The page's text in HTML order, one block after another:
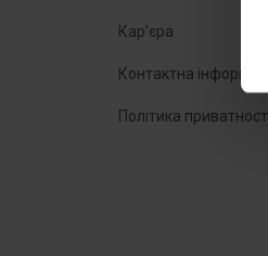
Кар’єра
Контактна
Політика